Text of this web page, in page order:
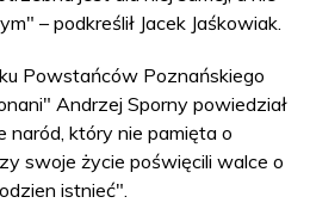
– podkreślił Jacek Jaśkowiak.
Powstańców Poznańskiego
Andrzej Sporny powiedział
naród, który nie pamięta o
swoje życie poświęcili walce o
istnieć".